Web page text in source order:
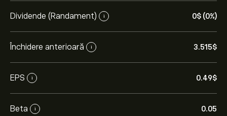
Dividende (Randament) i 0‎$‎ (0%)
Închidere anterioară i 3.515‎$‎
EPS i 0.49‎$‎
Beta i 0.05